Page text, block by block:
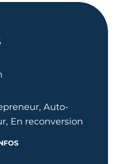
Auto-
En reconversion